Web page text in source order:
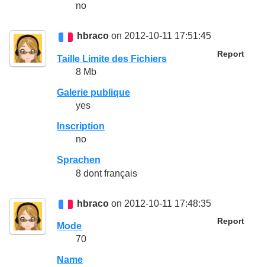
no
hbraco on 2012-10-11 17:51:45
Report
Taille Limite des Fichiers
8 Mb
Galerie publique
yes
Inscription
no
Sprachen
8 dont français
hbraco on 2012-10-11 17:48:35
Report
Mode
70
Name